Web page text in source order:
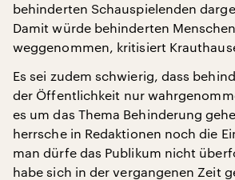
behinderten Schauspielenden
Damit würde behinderten
weggenommen, kritisiert
Es sei zudem schwierig, dass
der Öffentlichkeit nur
es um das Thema Behinderung
herrsche in Redaktionen noch die
man dürfe das Publikum nicht
habe sich in der vergangenen Zeit